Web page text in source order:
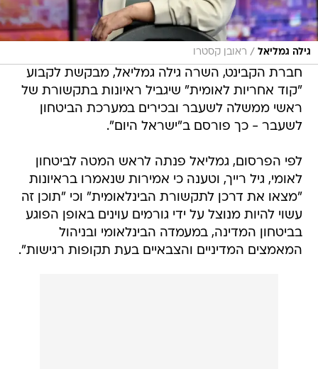
גילה גמליאל / ראובן קסטרו
חברת הקבינט, השרה גילה גמליאל, מבקשת לקבוע
"קוד אחריות לאומית" שיגביל ראיונות בתקשורת של
ראשי ממשלה לשעבר ובכירים במערכת הביטחון
לשעבר - כך פורסם ב"ישראל היום".
לפי הפרסום, גמליאל פנתה לראש המטה לביטחון
לאומי, גיל רייך, וטענה כי אמירות שנאמרו בראיונות
"מצאו את דרכן לתקשורת הבינלאומית" וכי "תוכן זה
עשוי להיות מנוצל על ידי גורמים עוינים באופן הפוגע
בביטחון המדינה, במעמדה הבינלאומי ובניהול
המאמצים המדיניים והצבאיים בעת תקופות רגישות".